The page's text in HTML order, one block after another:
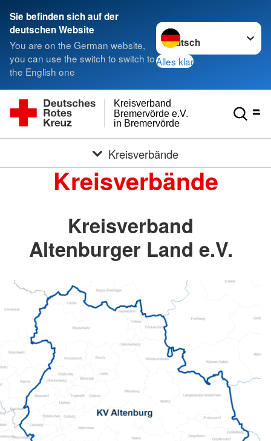
Sie befinden sich auf der
deutschen Website
You are on the German website,
you can use the switch to switch to
the English one
Sprache wechseln zu
Alles klar
in Bremervörde
Bremervörde e.V.
Kreisverband
Kreisverbände
Kreisverbände
Kreisverband
Altenburger Land e.V.